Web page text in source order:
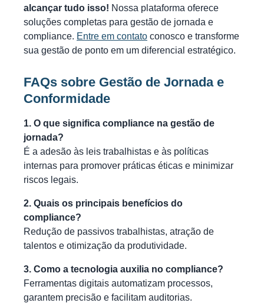
alcançar tudo isso! Nossa plataforma oferece
soluções completas para gestão de jornada e
compliance. Entre em contato conosco e transforme
sua gestão de ponto em um diferencial estratégico.
FAQs sobre Gestão de Jornada e
Conformidade
1. O que significa compliance na gestão de
jornada?
É a adesão às leis trabalhistas e às políticas
internas para promover práticas éticas e minimizar
riscos legais.
2. Quais os principais benefícios do
compliance?
Redução de passivos trabalhistas, atração de
talentos e otimização da produtividade.
3. Como a tecnologia auxilia no compliance?
Ferramentas digitais automatizam processos,
garantem precisão e facilitam auditorias.